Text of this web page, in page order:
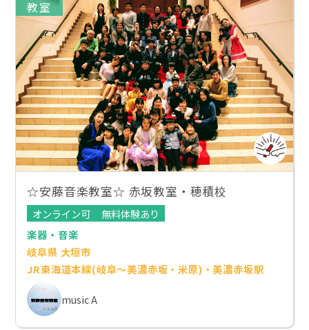
教室
☆安藤音楽教室☆ 赤坂教室・穂積校
オンライン可
無料体験あり
楽器・音楽
岐阜県 大垣市
JR東海道本線(岐阜～美濃赤坂・米原)・美濃赤坂駅
music A